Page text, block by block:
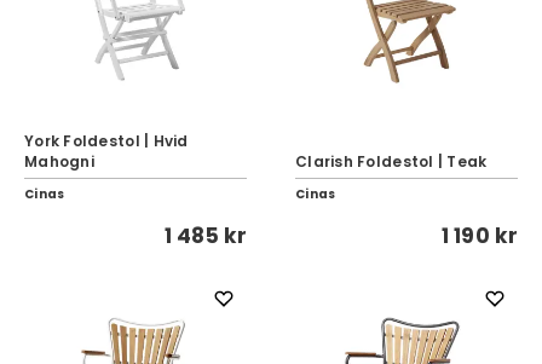
York Foldestol | Hvid
Mahogni
Cinas
1 485 kr
Clarish Foldestol | Teak
Cinas
1 190 kr